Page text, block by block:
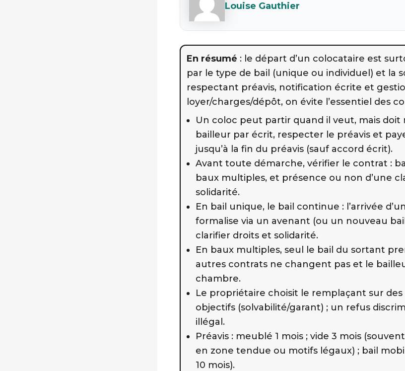
Louise Gauthier
En résumé : le départ d’un colocataire est
par le type de bail (unique ou individuel) et la
respectant préavis, notification écrite et
loyer/charges/dépôt, on évite l’essentiel des
Un coloc peut partir quand il veut, mais doit
bailleur par écrit, respecter le préavis et
jusqu’à la fin du préavis (sauf accord écrit).
Avant toute démarche, vérifier le contrat :
baux multiples, et présence ou non d’une
solidarité.
En bail unique, le bail continue : l’arrivée
formalise via un avenant (ou un nouveau
clarifier droits et solidarité.
En baux multiples, seul le bail du sortant
autres contrats ne changent pas et le
chambre.
Le propriétaire choisit le remplaçant sur
objectifs (solvabilité/garant) ; un refus
illégal.
Préavis : meublé 1 mois ; vide 3 mois
en zone tendue ou motifs légaux) ; bail
10 mois).